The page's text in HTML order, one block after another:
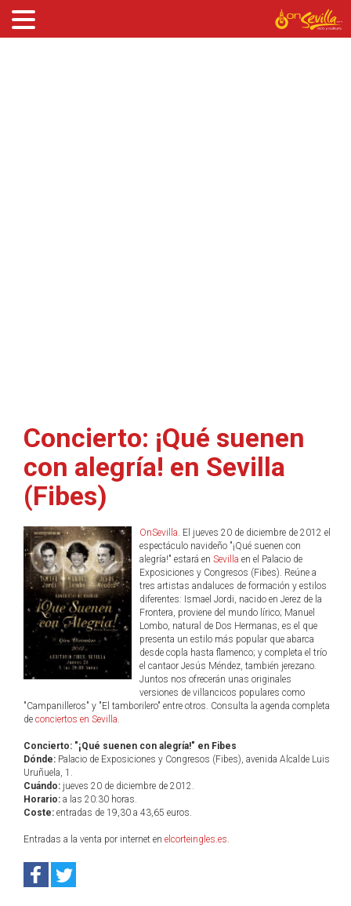
Concierto: ¡Qué suenen
con alegría! en Sevilla
(Fibes)
OnSevilla. El jueves 20 de diciembre de 2012 el
espectáculo navideño "¡Qué suenen con
alegría!" estará en Sevilla en el Palacio de
Exposiciones y Congresos (Fibes). Reúne a
tres artistas andaluces de formación y estilos
diferentes: Ismael Jordi, nacido en Jerez de la
Frontera, proviene del mundo lírico; Manuel
Lombo, natural de Dos Hermanas, es el que
presenta un estilo más popular que abarca
desde copla hasta flamenco; y completa el trío
el cantaor Jesús Méndez, también jerezano.
Juntos nos ofrecerán unas originales
versiones de villancicos populares como
"Campanilleros" y "El tamborilero" entre otros. Consulta la agenda completa
de conciertos en Sevilla.
Concierto: "¡Qué suenen con alegría!" en Fibes
Dónde: Palacio de Exposiciones y Congresos (Fibes), avenida Alcalde Luis
Uruñuela, 1.
Cuándo: jueves 20 de diciembre de 2012.
Horario: a las 20:30 horas.
Coste: entradas de 19,30 a 43,65 euros.
Entradas a la venta por internet en elcorteingles.es.